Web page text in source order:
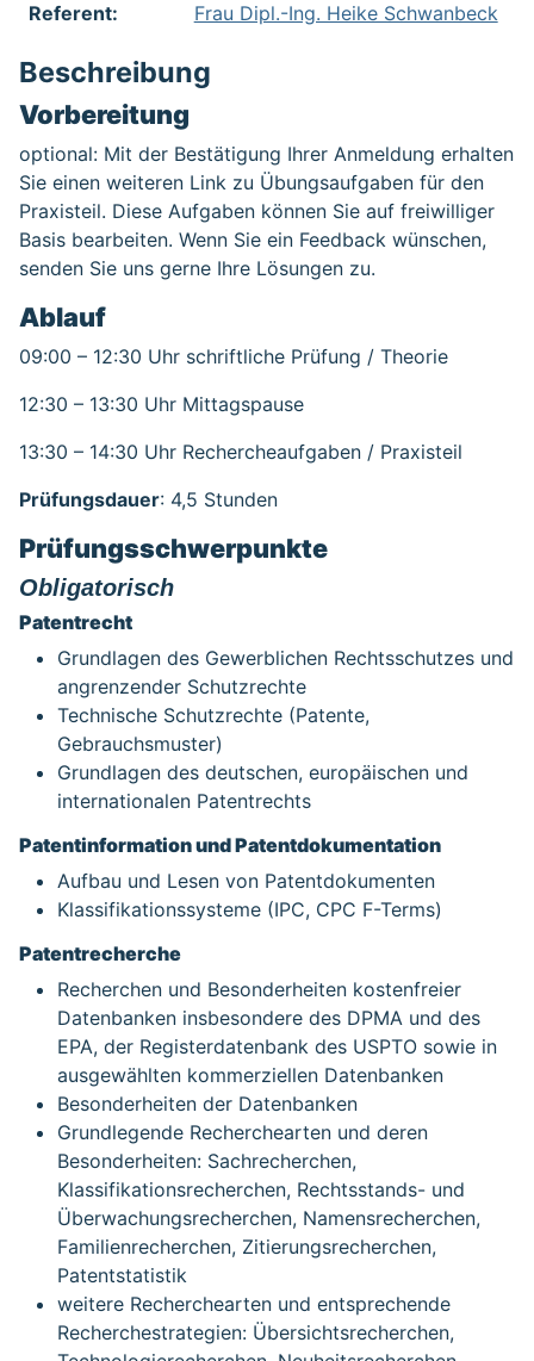
Referent:
Frau Dipl.-Ing. Heike Schwanbeck
Beschreibung
Vorbereitung
optional: Mit der Bestätigung Ihrer Anmeldung erhalten
Sie einen weiteren Link zu Übungsaufgaben für den
Praxisteil. Diese Aufgaben können Sie auf freiwilliger
Basis bearbeiten. Wenn Sie ein Feedback wünschen,
senden Sie uns gerne Ihre Lösungen zu.
Ablauf
09:00 – 12:30 Uhr schriftliche Prüfung / Theorie
12:30 – 13:30 Uhr Mittagspause
13:30 – 14:30 Uhr Rechercheaufgaben / Praxisteil
Prüfungsdauer: 4,5 Stunden
Prüfungsschwerpunkte
Obligatorisch
Patentrecht
Grundlagen des Gewerblichen Rechtsschutzes und
angrenzender Schutzrechte
Technische Schutzrechte (Patente,
Gebrauchsmuster)
Grundlagen des deutschen, europäischen und
internationalen Patentrechts
Patentinformation und Patentdokumentation
Aufbau und Lesen von Patentdokumenten
Klassifikationssysteme (IPC, CPC F-Terms)
Patentrecherche
Recherchen und Besonderheiten kostenfreier
Datenbanken insbesondere des DPMA und des
EPA, der Registerdatenbank des USPTO sowie in
ausgewählten kommerziellen Datenbanken
Besonderheiten der Datenbanken
Grundlegende Recherchearten und deren
Besonderheiten: Sachrecherchen,
Klassifikationsrecherchen, Rechtsstands- und
Überwachungsrecherchen, Namensrecherchen,
Familienrecherchen, Zitierungsrecherchen,
Patentstatistik
weitere Recherchearten und entsprechende
Recherchestrategien: Übersichtsrecherchen,